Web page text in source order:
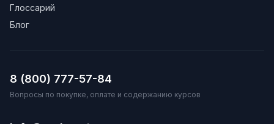
Глоссарий
Блог
8 (800) 777-57-84
Вопросы по покупке, оплате и содержанию курсов